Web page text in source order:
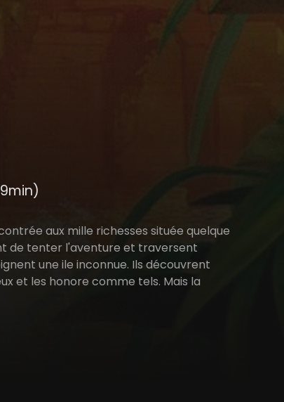
aux mille richesses située quelque
de tenter l'aventure et traversent
une ile inconnue. Ils découvrent
et les honore comme tels. Mais la